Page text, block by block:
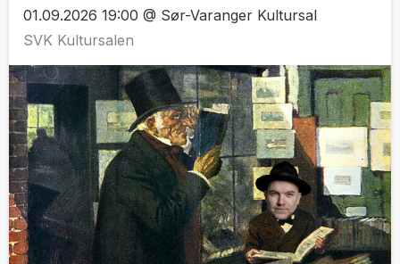
01.09.2026 19:00 @ Sør-Varanger Kultursal
SVK Kultursalen